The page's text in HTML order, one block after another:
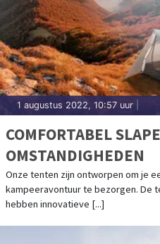
1 augustus 2022, 10:57 uur
COMFORTABEL
OMSTANDIGHEDEN
Onze tenten zijn ontworpen om je
kampeeravontuur te bezorgen. De
hebben innovatieve [...]